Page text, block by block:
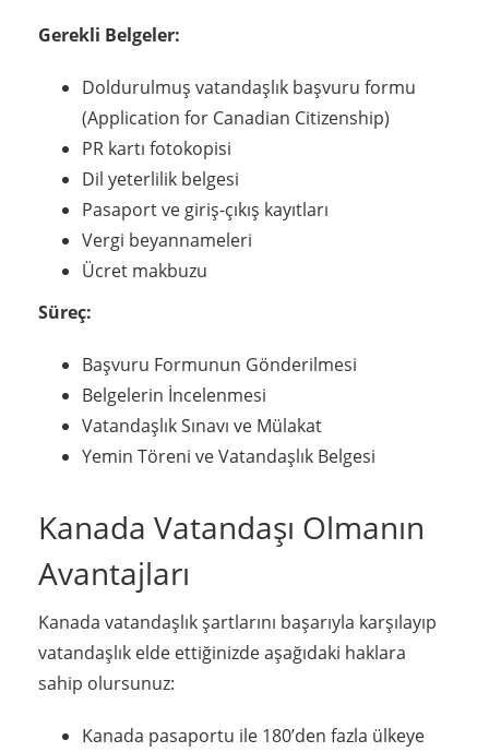
Gerekli Belgeler:
Doldurulmuş vatandaşlık başvuru formu
(Application for Canadian Citizenship)
PR kartı fotokopisi
Dil yeterlilik belgesi
Pasaport ve giriş-çıkış kayıtları
Vergi beyannameleri
Ücret makbuzu
Süreç:
Başvuru Formunun Gönderilmesi
Belgelerin İncelenmesi
Vatandaşlık Sınavı ve Mülakat
Yemin Töreni ve Vatandaşlık Belgesi
Kanada Vatandaşı Olmanın
Avantajları
Kanada vatandaşlık şartlarını başarıyla karşılayıp
vatandaşlık elde ettiğinizde aşağıdaki haklara
sahip olursunuz:
Kanada pasaportu ile 180’den fazla ülkeye